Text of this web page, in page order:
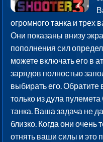
огромного танка и трех
Они показаны внизу
пополнения сил
можете включать его в
зарядов полностью
выбирать его. Обратите
только из дула
танка. Ваша задача не
близко. Когда они очень
отнять ваши силы и это